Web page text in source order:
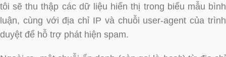
tôi sẽ thu thập các dữ liệu hiển thị trong biểu mẫu bình
luận, cùng với địa chỉ IP và chuỗi user-agent của trình
duyệt để hỗ trợ phát hiện spam.